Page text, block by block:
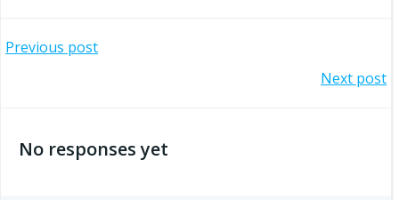
Post
Previous post
navigation
Next post
No responses yet